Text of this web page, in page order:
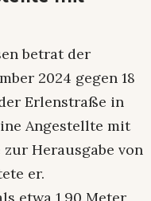
betrat der
2024 gegen 18
Erlenstraße in
Angestellte mit
Herausgabe von
er.